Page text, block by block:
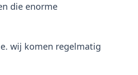
die enorme
wij komen regelmatig